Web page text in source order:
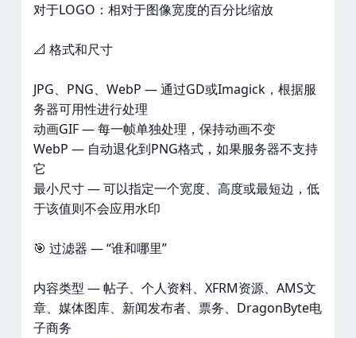
对于LOGO：相对于图像宽度的百分比缩放
📐 格式和尺寸
JPG、PNG、WebP — 通过GD或Imagick，根据服
务器可用性进行处理
动画GIF — 每一帧单独处理，保持动画不变
WebP — 自动退化到PNG格式，如果服务器不支持
它
最小尺寸 — 可以指定一个宽度、高度或最短边，低
于该值则不会应用水印
🎯 过滤器 — “谁和哪里”
内容类型 — 帖子、个人资料、XFRM资源、AMS文
章、媒体图库、新闻发布者、票务、DragonByte电
子商务